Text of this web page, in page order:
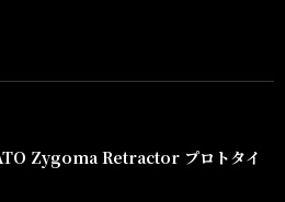
Zygoma Retractor プロトタイ